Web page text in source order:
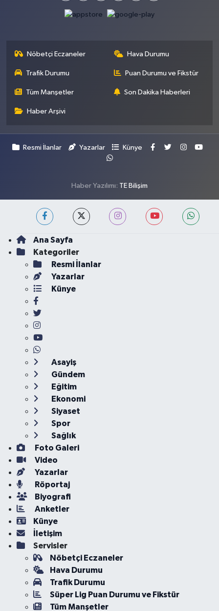
Nöbetçi Eczaneler Hava Durumu
Trafik Durumu Puan Durumu ve Fikstür
Tüm Manşetler Son Dakika Haberleri
Haber Arşivi
Resmi İlanlar Yazarlar Künye
Haber Yazılımı: TE Bilişim
Ana Sayfa
Kategoriler
Resmi İlanlar
Yazarlar
Künye
Asayiş
Gündem
Eğitim
Ekonomi
Siyaset
Spor
Sağlık
Foto Galeri
Video
Yazarlar
Röportaj
Biyografi
Anketler
Künye
İletişim
Servisler
Nöbetçi Eczaneler
Hava Durumu
Trafik Durumu
Süper Lig Puan Durumu ve Fikstür
Tüm Manşetler